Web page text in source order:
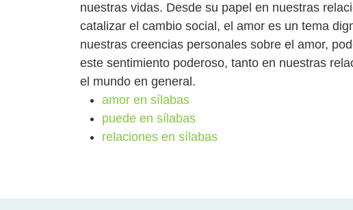
nuestras vidas. Desde su papel en nuestras
catalizar el cambio social, el amor es un tema
nuestras creencias personales sobre el amor,
este sentimiento poderoso, tanto en nuestras
el mundo en general.
amor en sílabas
puede en sílabas
relaciones en sílabas